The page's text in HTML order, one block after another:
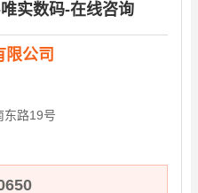
实数码-在线咨询
限公司
东路19号